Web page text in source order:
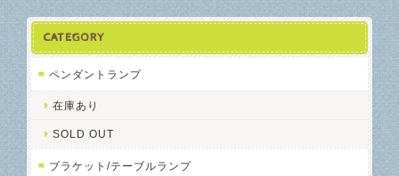
CATEGORY
ペンダントランプ
在庫あり
SOLD OUT
ブラケット/テーブルランプ